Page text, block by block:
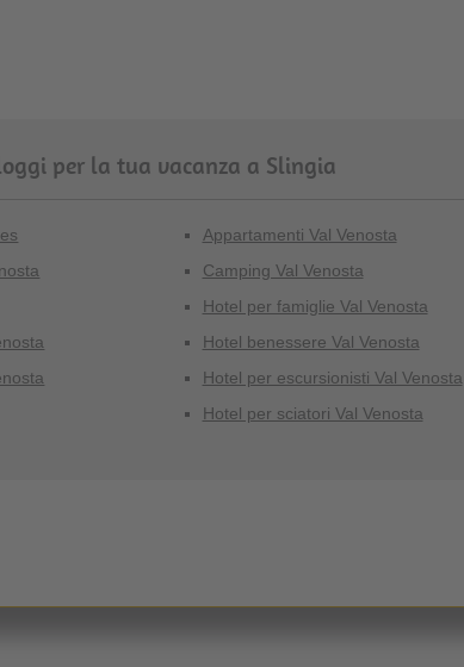
per la tua vacanza a Slingia
Appartamenti Val Venosta
Camping Val Venosta
Hotel per famiglie Val Venosta
Hotel benessere Val Venosta
Hotel per escursionisti Val Venosta
Hotel per sciatori Val Venosta